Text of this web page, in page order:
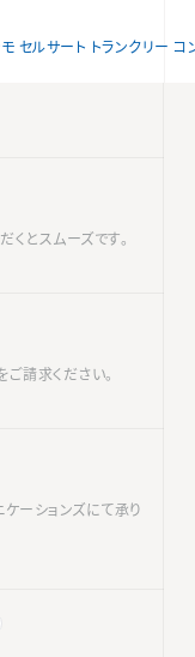
セルサート トランクリー
とスムーズです。
請求ください。
ーションズにて承り